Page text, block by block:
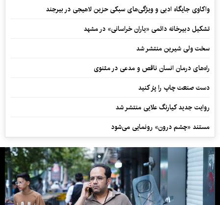
واکاوی جایگاه ادبی و ویژگی‌های سبکی حزین لاهیجی در بیرجند
تشکیل دبیرخانه دائمی «یاران خراسانی» در مشهد
سخت ولی شیرین منتشر شد
راه‌های درمان انسان ناقص و مدعی در مثنوی
دست صنعت چاپ را پرُ کنید
روایت جدید کیارنگ علایی منتشر شد
مستند «چشم درون» رونمایی می‌شود